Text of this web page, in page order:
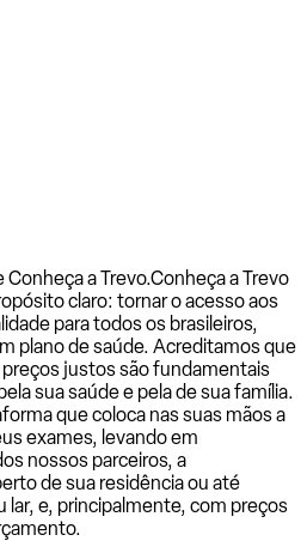
a Trevo.Conheça a Trevo
claro: tornar o acesso aos
para todos os brasileiros,
plano de saúde. Acreditamos que
justos são fundamentais
sua saúde e pela de sua família.
que coloca nas suas mãos a
exames, levando em
nossos parceiros, a
de sua residência ou até
e, principalmente, com preços